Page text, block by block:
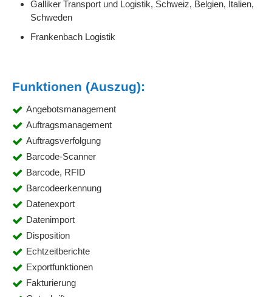
Galliker Transport und Logistik, Schweiz, Belgien, Italien,
Schweden
Frankenbach Logistik
Funktionen (Auszug):
Angebotsmanagement
Auftragsmanagement
Auftragsverfolgung
Barcode-Scanner
Barcode, RFID
Barcodeerkennung
Datenexport
Datenimport
Disposition
Echtzeitberichte
Exportfunktionen
Fakturierung